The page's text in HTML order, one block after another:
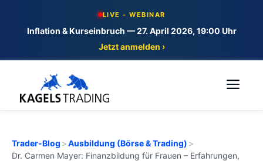
LIVE - WEBINAR
Inflation & Kurseinbruch — 27. April 2026, 19:00 Uhr
Jetzt anmelden ›
Trader-Blog >Ausbildung (Börse & Trading) >
Dr. Carmen Mayer: Finanzbildung für Frauen – Erfahrungen,